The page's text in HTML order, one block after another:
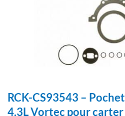
RCK-CS93543 –
4.3L Vortec pour